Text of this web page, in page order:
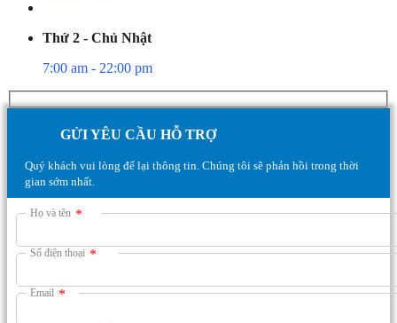
Thứ 2 - Chủ Nhật
7:00 am - 22:00 pm
GỬI YÊU CẦU HỖ TRỢ
Quý khách vui lòng để lại thông tin. Chúng tôi sẽ phản hồi trong thời
gian sớm nhất.
Họ và tên *
Số điện thoại *
Email *